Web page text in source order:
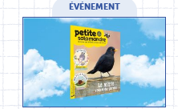
ÉVÉNEMENT